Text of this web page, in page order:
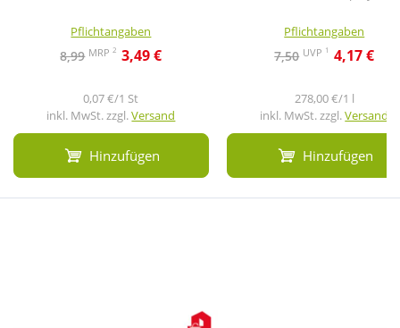
Pflichtangaben
8,99 MRP2 3,49 €
0,07 €/1 St
inkl. MwSt. zzgl.Versand
Hinzufügen
Pflichtangaben
7,50 UVP 1 4,17 €
278,00 €/1 l
inkl. MwSt. zzgl.Versand
Hinzufügen